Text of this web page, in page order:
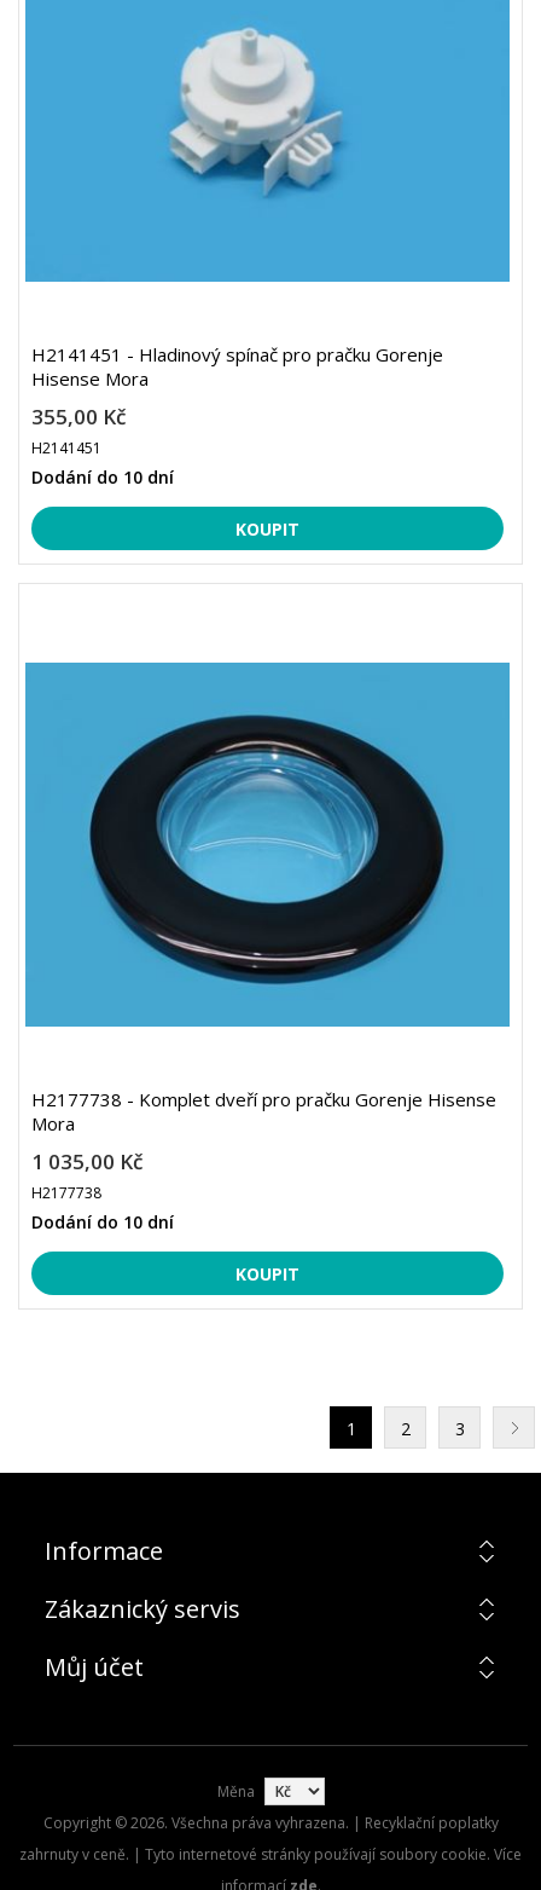
H2141451 - Hladinový spínač pro pračku Gorenje
Hisense Mora
355,00 Kč
H2141451
Dodání do 10 dní
H2177738 - Komplet dveří pro pračku Gorenje Hisense
Mora
1 035,00 Kč
H2177738
Dodání do 10 dní
1 2 3
Informace
Zákaznický servis
Můj účet
Měna
Copyright © 2026. Všechna práva vyhrazena. | Recyklační poplatky
zahrnuty v ceně. | Tyto internetové stránky používají soubory cookie. Více
informací zde.